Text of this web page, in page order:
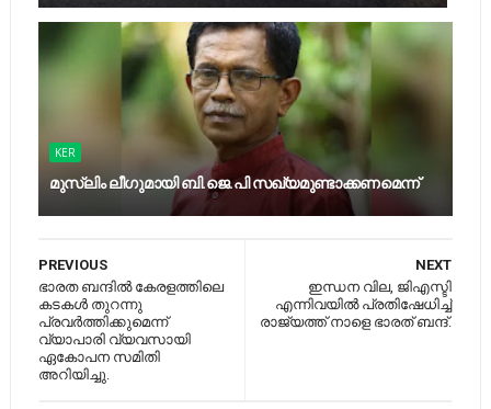
KER
മുസ്‍ലിം ലീഗുമായി ബി.ജെ.പി സഖ്യമുണ്ടാക്കണമെന്ന്
NEXT
ഇന്ധന വില, ജിഎസ്ടി
എന്നിവയില്‍ പ്രതിഷേധിച്ച്‌
രാജ്യത്ത് നാളെ ഭാരത് ബന്ദ്.
PREVIOUS
ഭാരത ബന്ദില്‍ കേരളത്തിലെ
കടകള്‍ തുറന്നു
പ്രവര്‍ത്തിക്കുമെന്ന്
വ്യാപാരി വ്യവസായി
ഏകോപന സമിതി
അറിയിച്ചു.